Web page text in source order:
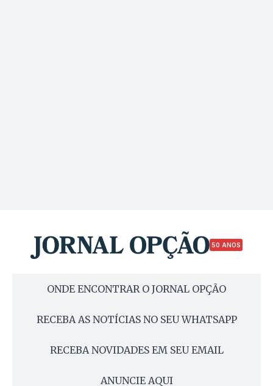
50 ANOS
ONDE ENCONTRAR O JORNAL OPÇÃO
RECEBA AS NOTÍCIAS NO SEU WHATSAPP
RECEBA NOVIDADES EM SEU EMAIL
ANUNCIE AQUI